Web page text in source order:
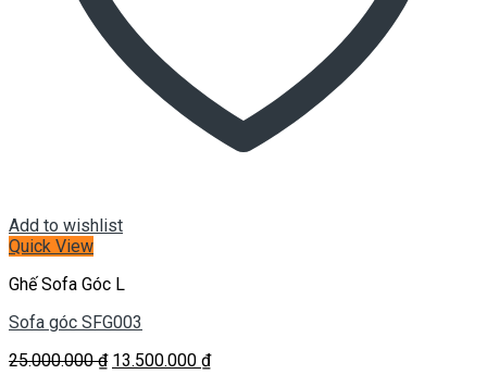
Add to wishlist
Quick View
Ghế Sofa Góc L
Sofa góc SFG003
25.000.000₫ Giá
13.500.000 ₫Giá